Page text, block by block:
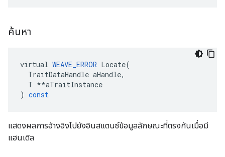
ค้นหา
virtual WEAVE_ERROR Locate(
TraitDataHandle aHandle,
T **aTraitInstance
) const
แสดงผลการอ้างอิงไปยังอินสแตนซ์ข้อมูลลักษณะที่ตรงกันเมื่อมี
แฮนเดิล